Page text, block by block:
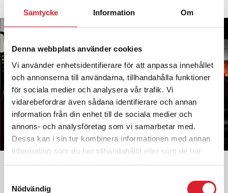
Samtycke Information Om
Denna webbplats använder cookies
Vi använder enhetsidentifierare för att anpassa innehållet
och annonserna till användarna, tillhandahålla funktioner
för sociala medier och analysera vår trafik. Vi
vidarebefordrar även sådana identifierare och annan
information från din enhet till de sociala medier och
annons- och analysföretag som vi samarbetar med.
Dessa kan i sin tur kombinera informationen med annan
information som du har tillhandahållit eller som de har
samlat in när du har använt deras tjänster.
Nödvändig
VÅRA LEDORD
Kreativa, stolta, trovärdiga och respekterande är våra ledord. Dessa